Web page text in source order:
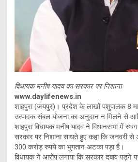
विधायक मनीष यादव का सरकार पर निशाना
www.daylifenews.in
शाहपुरा (जयपुर)। प्रदेश के लाखों पशुपालक 8
उत्पादक संबल योजना का अनुदान न मिलने से
शाहपुरा विधायक मनीष यादव ने विधानसभा में
सरकार पर निशाना साधते हुए कहा कि जनवरी
300 करोड़ रुपये का भुगतान अटका पड़ा है।
विधायक ने आरोप लगाया कि सरकार दबाव पड़ने